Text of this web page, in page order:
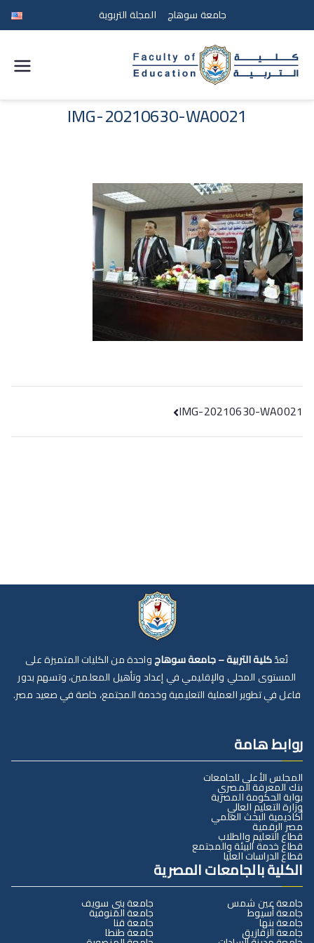
جامعة سوهاج المجلة التربوية
التربية
سوهاج
IMG-20210630-WA0021
IMG-20210630-WA0021
تُعدّكلية التربية – جامعة سوهاجواحدة من الكليات المتميزة على
المستوى المحلي والإقليمي في إعداد وتأهيل المعلمين، وتسهم بدور
فاعل في تطوير العملية التعليمية وخدمة المجتمع، خاصة في صعيد مصر.
روابط هامة
المجلس الأعلى للجامعات
بنك المعرفة المصري
بوابة الحكومة المصرية
وزارة التعليم العالي
أكاديمية البحث العلمي
مصر الرقمية
قطاع التعليم والطلاب
قطاع خدمة البيئة والمجتمع
قطاع الدراسات العليا
الكلية بالجامعات المصرية
جامعة عين شمس
جامعة أسيوط
جامعة بنها
جامعة الزقازيق
جامعة بني سويف
جامعة المنوفية
جامعة قنا
جامعة طنطا